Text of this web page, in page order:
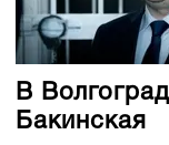
В
Бакинская